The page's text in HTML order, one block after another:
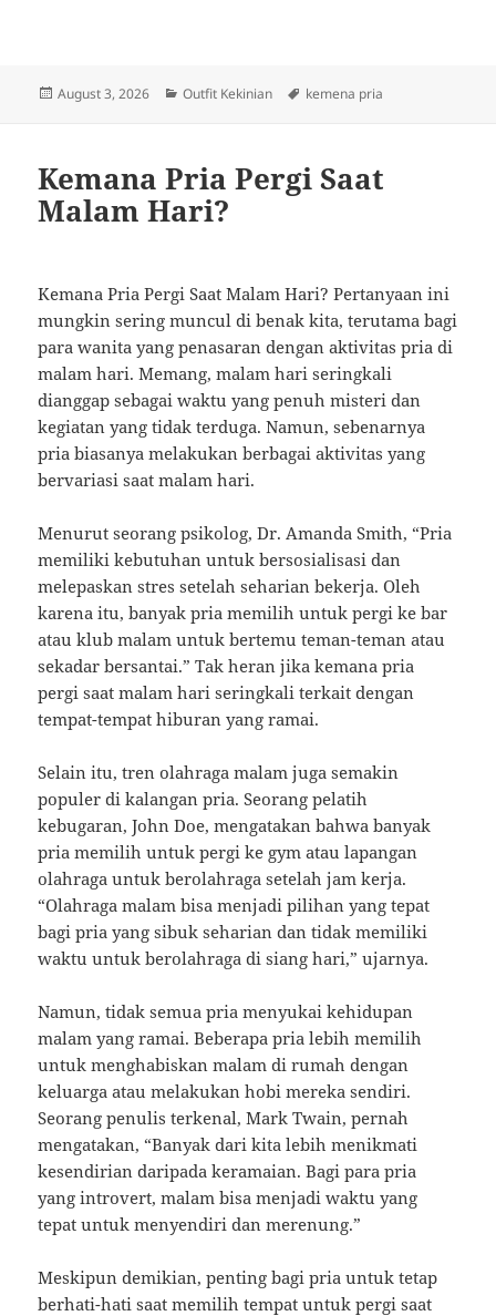
Posted
August 3, 2026 Categories
Outfit Kekinian Tags
kemena pria
Kemana Pria Pergi Saat
Malam Hari?
Kemana Pria Pergi Saat Malam Hari? Pertanyaan ini
mungkin sering muncul di benak kita, terutama bagi
para wanita yang penasaran dengan aktivitas pria di
malam hari. Memang, malam hari seringkali
dianggap sebagai waktu yang penuh misteri dan
kegiatan yang tidak terduga. Namun, sebenarnya
pria biasanya melakukan berbagai aktivitas yang
bervariasi saat malam hari.
Menurut seorang psikolog, Dr. Amanda Smith, “Pria
memiliki kebutuhan untuk bersosialisasi dan
melepaskan stres setelah seharian bekerja. Oleh
karena itu, banyak pria memilih untuk pergi ke bar
atau klub malam untuk bertemu teman-teman atau
sekadar bersantai.” Tak heran jika kemana pria
pergi saat malam hari seringkali terkait dengan
tempat-tempat hiburan yang ramai.
Selain itu, tren olahraga malam juga semakin
populer di kalangan pria. Seorang pelatih
kebugaran, John Doe, mengatakan bahwa banyak
pria memilih untuk pergi ke gym atau lapangan
olahraga untuk berolahraga setelah jam kerja.
“Olahraga malam bisa menjadi pilihan yang tepat
bagi pria yang sibuk seharian dan tidak memiliki
waktu untuk berolahraga di siang hari,” ujarnya.
Namun, tidak semua pria menyukai kehidupan
malam yang ramai. Beberapa pria lebih memilih
untuk menghabiskan malam di rumah dengan
keluarga atau melakukan hobi mereka sendiri.
Seorang penulis terkenal, Mark Twain, pernah
mengatakan, “Banyak dari kita lebih menikmati
kesendirian daripada keramaian. Bagi para pria
yang introvert, malam bisa menjadi waktu yang
tepat untuk menyendiri dan merenung.”
Meskipun demikian, penting bagi pria untuk tetap
berhati-hati saat memilih tempat untuk pergi saat